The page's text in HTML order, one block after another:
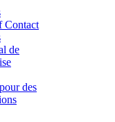
Contact
de
des